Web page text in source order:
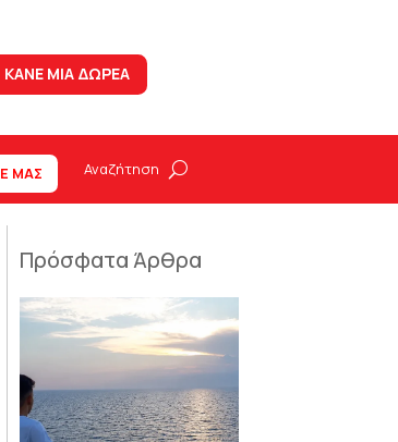
ΚΑΝΕ ΜΙΑ ΔΩΡΕΑ
ΜΑΣ
Πρόσφατα Άρθρα